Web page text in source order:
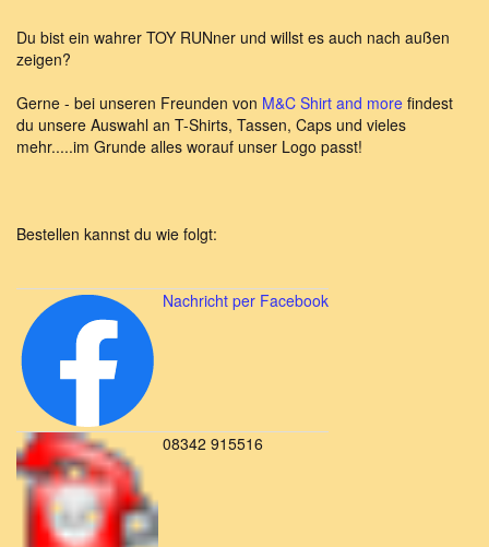
Du bist ein wahrer TOY RUNner und willst es auch nach außen
zeigen?
Gerne - bei unseren Freunden von M&C Shirt and more findest
du unsere Auswahl an T-Shirts, Tassen, Caps und vieles
mehr.....im Grunde alles worauf unser Logo passt!
Bestellen kannst du wie folgt:
Nachricht per Facebook
08342 915516